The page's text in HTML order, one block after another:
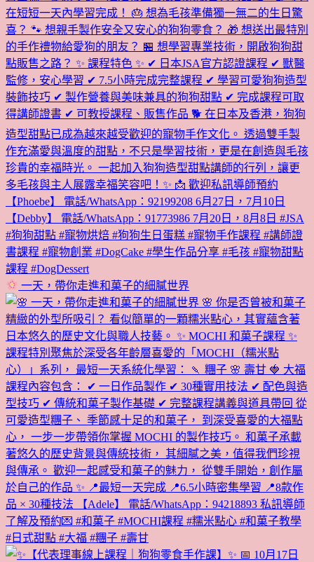
一天，帶你走進和菓子的細膩世界